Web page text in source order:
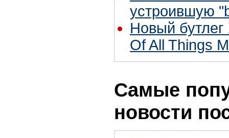
устроившую
Новый
Of All Things
Самые
новости